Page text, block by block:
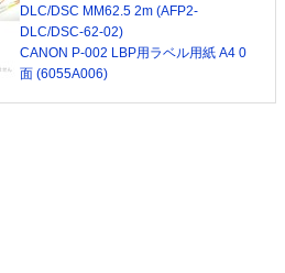
DLC/DSC MM62.5 2m (AFP2-
DLC/DSC-62-02)
CANON P-002 LBP用ラベル用紙 A4 0
面 (6055A006)